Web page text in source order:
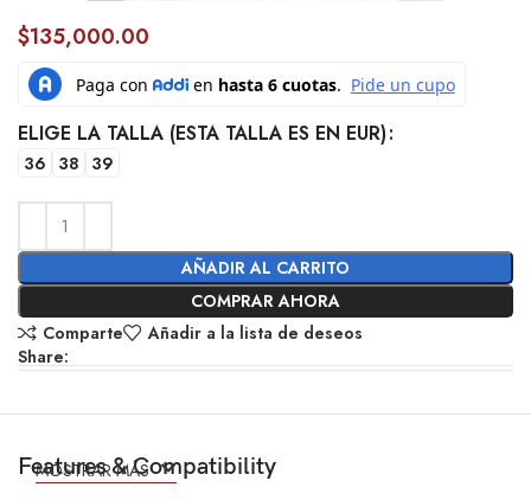
$135,000.00
ELIGE LA TALLA (ESTA TALLA ES EN EUR)
36 38 39
AÑADIR AL CARRITO
COMPRAR AHORA
Comparte
Añadir a la lista de deseos
Share:
Features & Compatibility
MOSTRAR MÁS